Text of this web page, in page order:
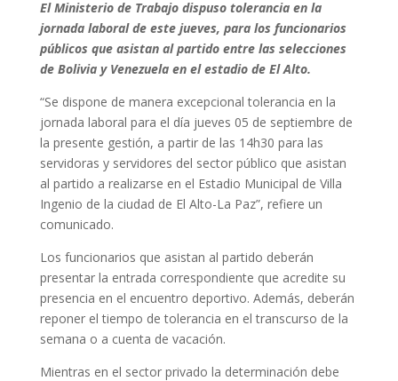
El Ministerio de Trabajo dispuso tolerancia en la
jornada laboral de este jueves, para los funcionarios
públicos que asistan al partido entre las selecciones
de Bolivia y Venezuela en el estadio de El Alto.
“Se dispone de manera excepcional tolerancia en la
jornada laboral para el día jueves 05 de septiembre de
la presente gestión, a partir de las 14h30 para las
servidoras y servidores del sector público que asistan
al partido a realizarse en el Estadio Municipal de Villa
Ingenio de la ciudad de El Alto-La Paz”, refiere un
comunicado.
Los funcionarios que asistan al partido deberán
presentar la entrada correspondiente que acredite su
presencia en el encuentro deportivo. Además, deberán
reponer el tiempo de tolerancia en el transcurso de la
semana o a cuenta de vacación.
Mientras en el sector privado la determinación debe